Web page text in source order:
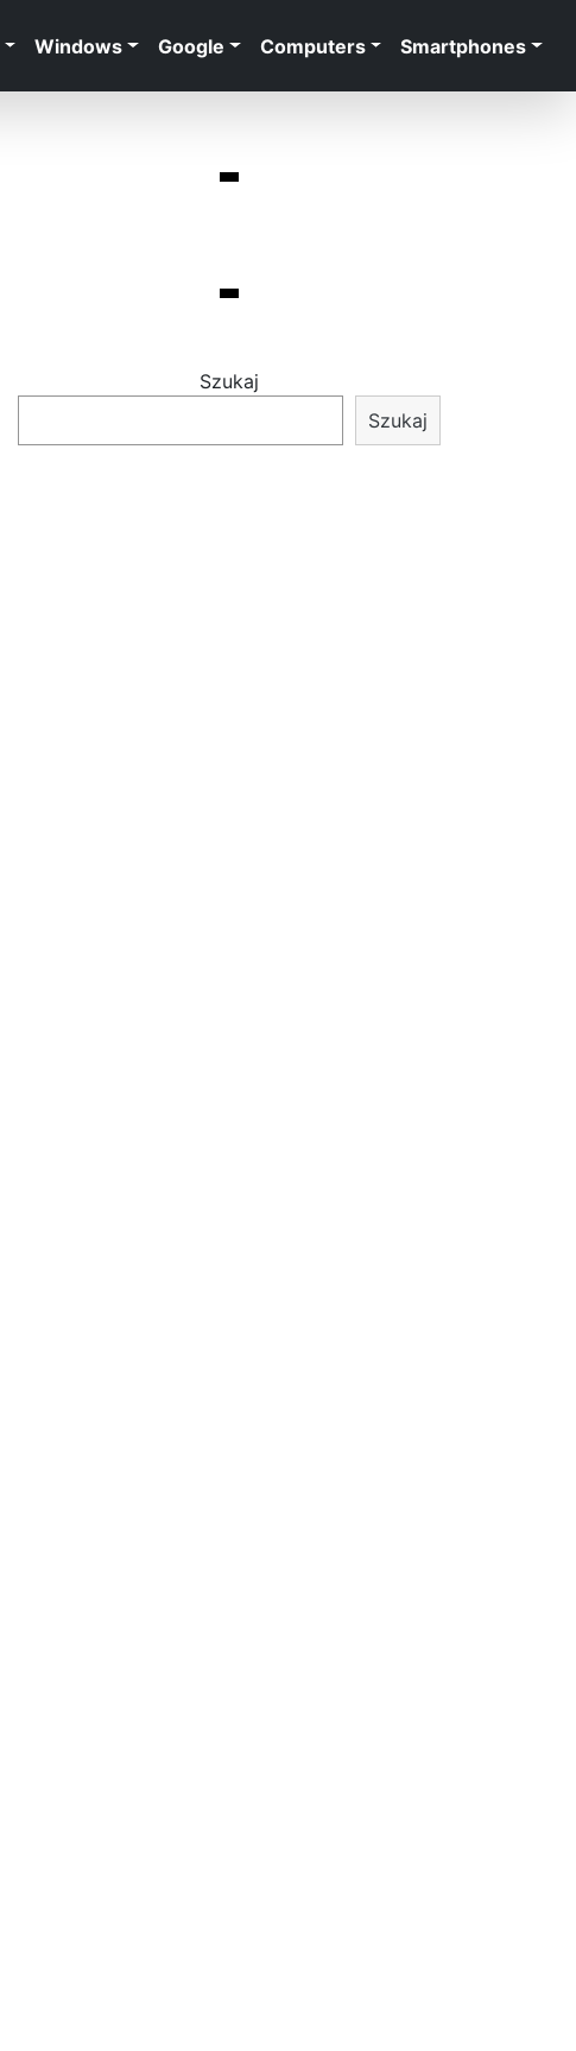
Windows Google Computers Smartphones
Szukaj
Szukaj